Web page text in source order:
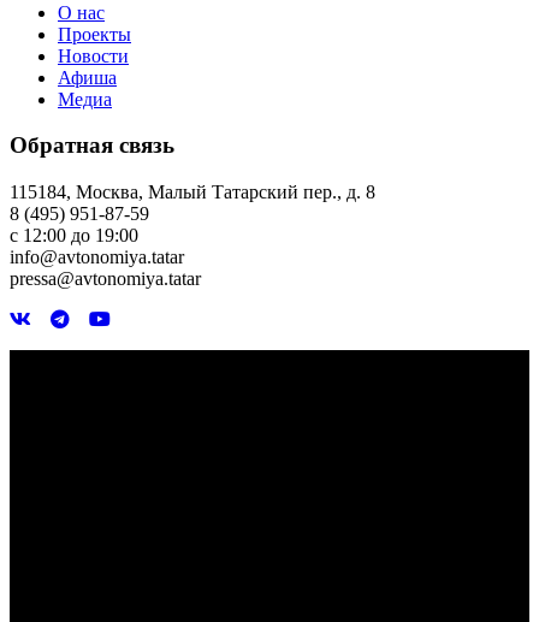
О нас
Проекты
Новости
Афиша
Медиа
Обратная связь
115184, Москва, Малый Татарский пер., д. 8
8 (495) 951-87-59
с 12:00 до 19:00
info@avtonomiya.tatar
pressa@avtonomiya.tatar